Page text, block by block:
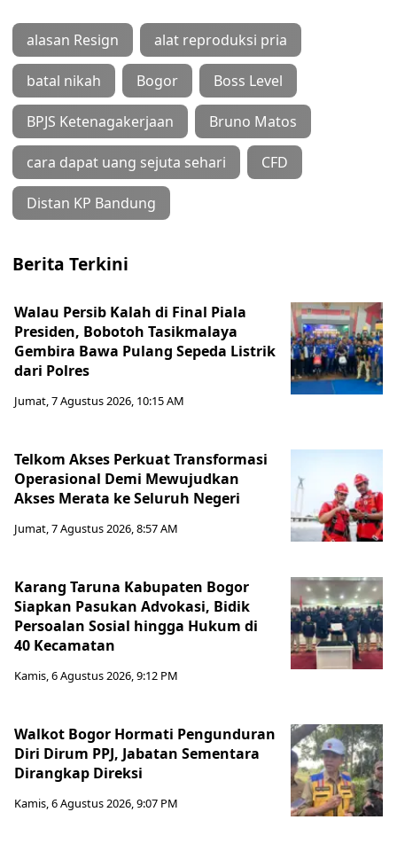
alasan Resign alat reproduksi pria
batal nikah Bogor Boss Level
BPJS Ketenagakerjaan Bruno Matos
cara dapat uang sejuta sehari CFD
Distan KP Bandung
Berita Terkini
Walau Persib Kalah di Final Piala
Presiden, Bobotoh Tasikmalaya
Gembira Bawa Pulang Sepeda Listrik
dari Polres
Jumat, 7 Agustus 2026, 10:15 AM
Telkom Akses Perkuat Transformasi
Operasional Demi Mewujudkan
Akses Merata ke Seluruh Negeri
Jumat, 7 Agustus 2026, 8:57 AM
Karang Taruna Kabupaten Bogor
Siapkan Pasukan Advokasi, Bidik
Persoalan Sosial hingga Hukum di
40 Kecamatan
Kamis, 6 Agustus 2026, 9:12 PM
Walkot Bogor Hormati Pengunduran
Diri Dirum PPJ, Jabatan Sementara
Dirangkap Direksi
Kamis, 6 Agustus 2026, 9:07 PM